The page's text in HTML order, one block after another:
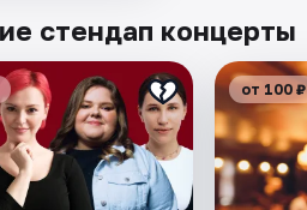
стендап концерты
от 100 ₽